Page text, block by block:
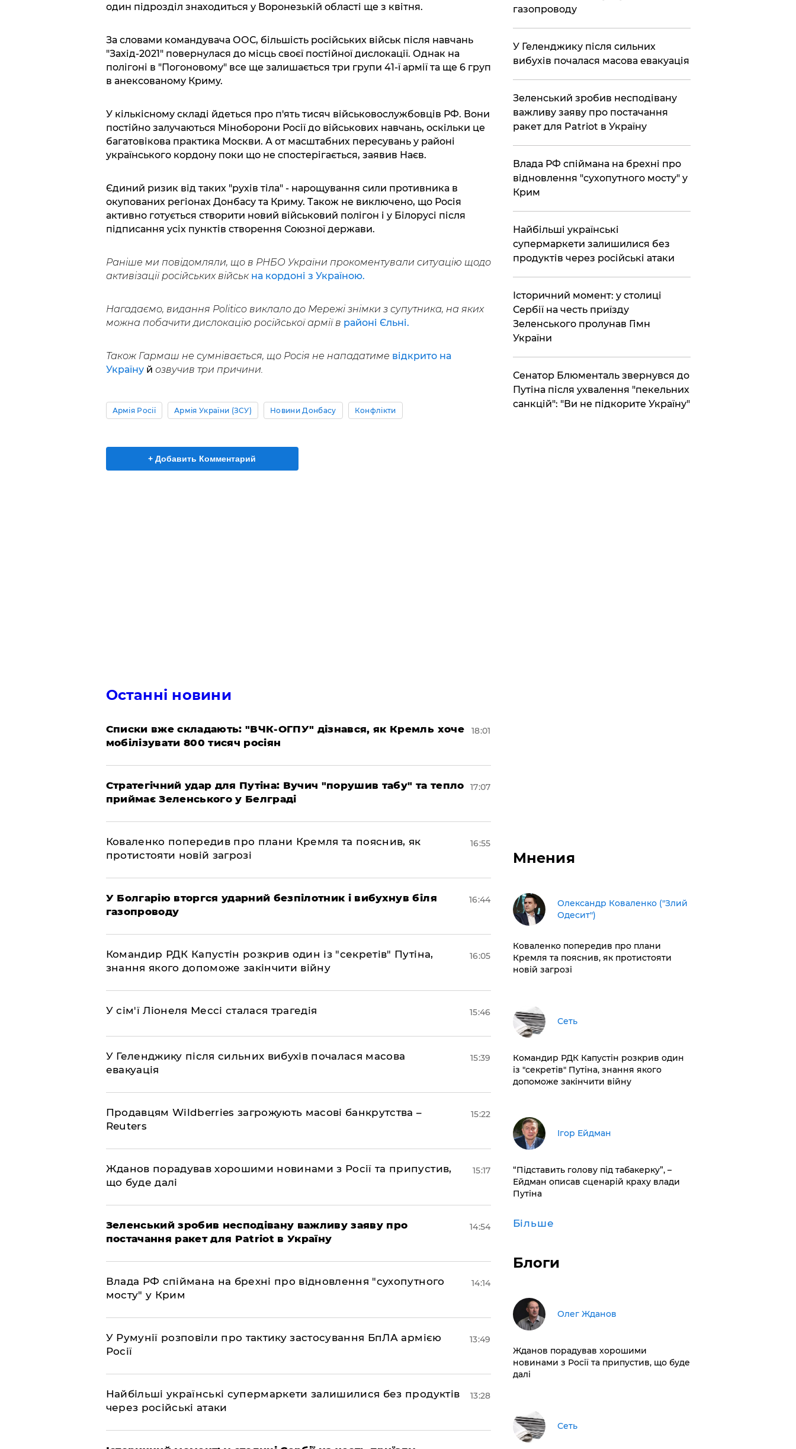
один підрозділ знаходиться у Воронезькій області ще з квітня.
За словами командувача ООС, більшість російських військ після навчань
"Захід-2021" повернулася до місць своєї постійної дислокації. Однак на
полігоні в "Погоновому" все ще залишається три групи 41-ї армії та ще 6 груп
в анексованому Криму.
У кількісному складі йдеться про п'ять тисяч військовослужбовців РФ. Вони
постійно залучаються Міноборони Росії до військових навчань, оскільки це
багатовікова практика Москви. А от масштабних пересувань у районі
українського кордону поки що не спостерігається, заявив Наєв.
Єдиний ризик від таких "рухів тіла" - нарощування сили противника в
окупованих регіонах Донбасу та Криму. Також не виключено, що Росія
активно готується створити новий військовий полігон і у Білорусі після
підписання усіх пунктів створення Союзної держави.
Раніше ми повідомляли, що в РНБО України прокоментували ситуацію щодо
активізації російських військ на кордоні з Україною.
Нагадаємо, видання Politico виклало до Мережі знімки з супутника, на яких
можна побачити дислокацію російської армії в районі Єльні.
Також Гармаш не сумнівається, що Росія не нападатиме відкрито на
Українуй озвучив три причини.
Армія Росії Армія України (ЗСУ) Новини Донбасу Конфлікти
+ Добавить Комментарий
Останні новини
Списки вже складають: "ВЧК-ОГПУ" дізнався, як Кремль хоче
мобілізувати 800 тисяч росіян
18:01
Стратегічний удар для Путіна: Вучич "порушив табу" та тепло
приймає Зеленського у Белграді
17:07
Коваленко попередив про плани Кремля та пояснив, як
протистояти новій загрозі
16:55
У Болгарію вторгся ударний безпілотник і вибухнув біля
газопроводу
16:44
Командир РДК Капустін розкрив один із "секретів" Путіна,
знання якого допоможе закінчити війну
16:05
У сім'ї Ліонеля Мессі сталася трагедія 15:46
У Геленджику після сильних вибухів почалася масова
евакуація
15:39
Продавцям Wildberries загрожують масові банкрутства –
Reuters
15:22
Жданов порадував хорошими новинами з Росії та припустив,
що буде далі
15:17
Зеленський зробив несподівану важливу заяву про
постачання ракет для Patriot в Україну
14:54
Влада РФ спіймана на брехні про відновлення "сухопутного
мосту" у Крим
14:14
У Румунії розповіли про тактику застосування БпЛА армією
Росії
13:49
Найбільші українські супермаркети залишилися без продуктів
через російські атаки
13:28
газопроводу
У Геленджику після сильних
вибухів почалася масова евакуація
Зеленський зробив несподівану
важливу заяву про постачання
ракет для Patriot в Україну
Влада РФ спіймана на брехні про
відновлення "сухопутного мосту" у
Крим
Найбільші українські
супермаркети залишилися без
продуктів через російські атаки
Історичний момент: у столиці
Сербії на честь приїзду
Зеленського пролунав Гімн
України
Сенатор Блюменталь звернувся до
Путіна після ухвалення "пекельних
санкцій": "Ви не підкорите Україну"
Мнения
Олександр Коваленко ("Злий
Одесит")
Коваленко попередив про плани
Кремля та пояснив, як протистояти
новій загрозі
Сеть
Командир РДК Капустін розкрив один
із "секретів" Путіна, знання якого
допоможе закінчити війну
Ігор Ейдман
​“Підставить голову під табакерку”, –
Ейдман описав сценарій краху влади
Путіна
Більше
Блоги
Олег Жданов
Жданов порадував хорошими
новинами з Росії та припустив, що буде
далі
Сеть